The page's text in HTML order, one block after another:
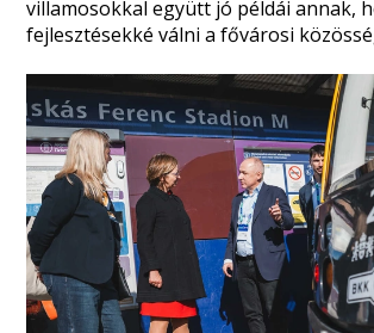
villamosokkal együtt jó példái annak,
fejlesztésekké válni a fővárosi